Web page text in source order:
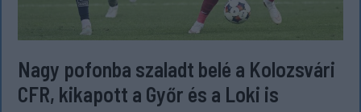
Nagy pofonba szaladt belé a Kolozsvári
CFR, kikapott a Győr és a Loki is